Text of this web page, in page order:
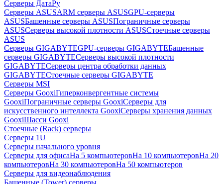
Серверы ДатаРу
Серверы ASUSARM серверы ASUSGPU-серверы
ASUSБашенные серверы ASUSПограничные серверы
ASUSСерверы высокой плотности ASUSСтоечные серверы
ASUS
Серверы GIGABYTEGPU-серверы GIGABYTEБашенные
серверы GIGABYTEСерверы высокой плотности
GIGABYTEСерверы центра обработки данных
GIGABYTEСтоечные серверы GIGABYTE
Серверы MSI
Серверы GooxiГиперконвергентные системы
GooxiПограничные серверы GooxiСерверы для
искусственного интеллекта GooxiСерверы хранения данных
GooxiШасси Gooxi
Стоечные (Rack) серверы
Серверы 1U
Серверы начального уровня
Серверы для офисаНа 5 компьютеровНа 10 компьютеровНа 20
компьютеровНа 30 компьютеровНа 50 компьютеров
Серверы для видеонаблюдения
Башенные (Tower) серверы